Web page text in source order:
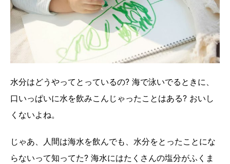
水分はどうやってとっているの? 海で泳いでるときに、
口いっぱいに水を飲みこんじゃったことはある? おいし
くないよね。
じゃあ、人間は海水を飲んでも、水分をとったことにな
らないって知ってた? 海水にはたくさんの塩分がふくま